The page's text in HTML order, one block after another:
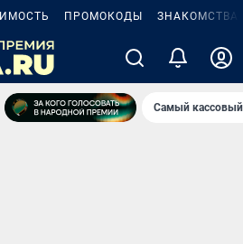
ПРОМОКОДЫ ЗНАКОМСТВА
Самый